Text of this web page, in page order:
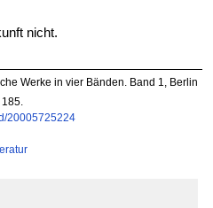
nicht.
Werke in vier Bänden. Band 1, Berlin
20005725224